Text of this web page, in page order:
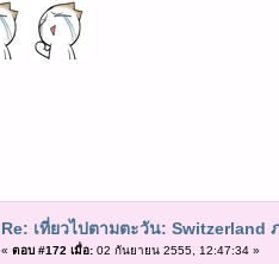
Re: เที่ยวไปตามตะวัน: Switzerland
« ตอบ #172 เมื่อ:02 กันยายน 2555, 12:47:34 »